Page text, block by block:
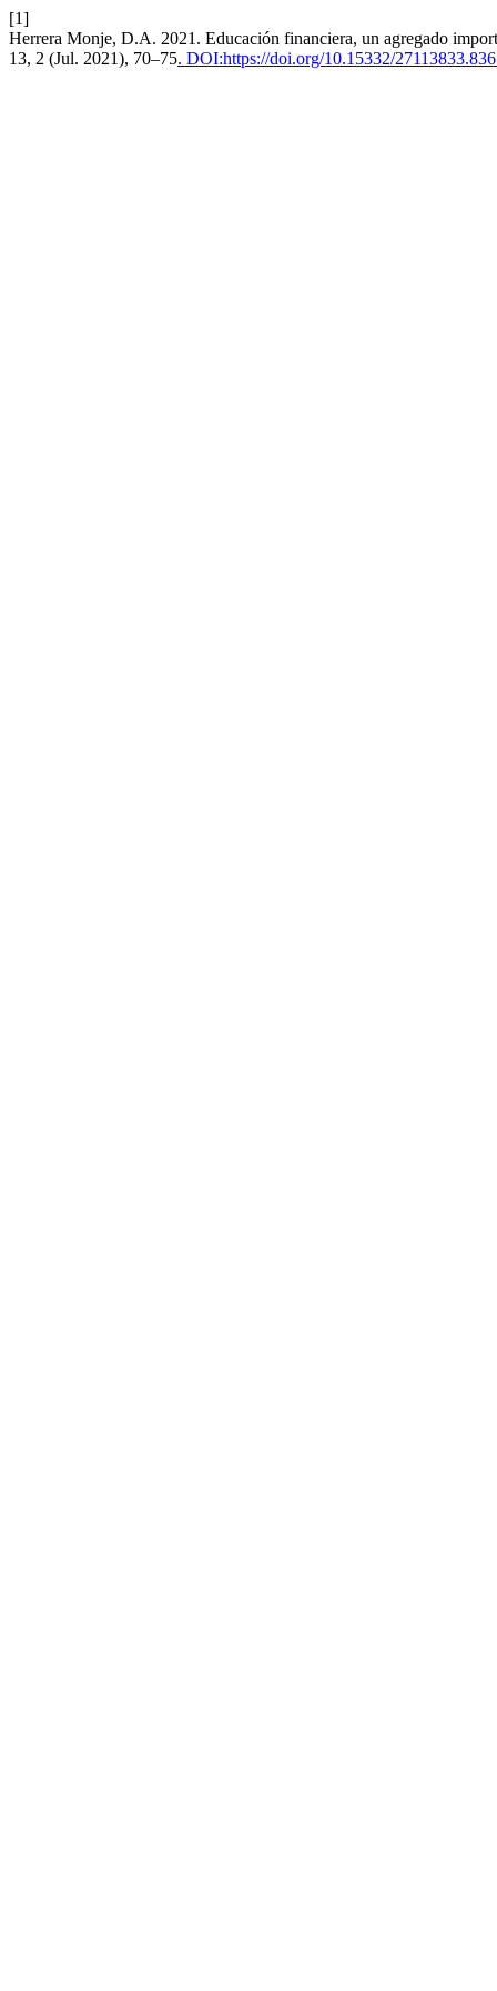
[1]
Herrera Monje, D.A. 2021. Educación financiera, un agregado
13, 2 (Jul. 2021), 70–75. DOI:https://doi.org/10.15332/